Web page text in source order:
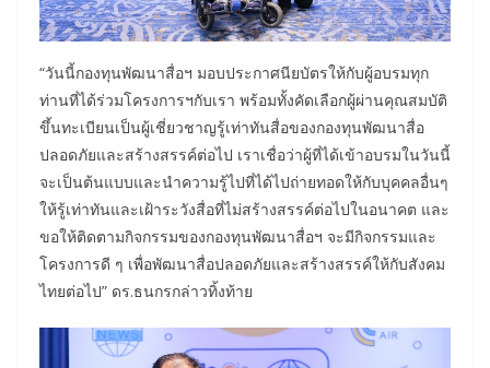
“วันนี้กองทุนพัฒนาสื่อฯ มอบประกาศนียบัตรให้กับผู้อบรมทุก
ท่านที่ได้ร่วมโครงการฯกับเรา พร้อมทั้งคัดเลือกผู้ผ่านคุณสมบัติ
ขึ้นทะเบียนเป็นผู้เชี่ยวชาญรู้เท่าทันสื่อของกองทุนพัฒนาสื่อ
ปลอดภัยและสร้างสรรค์ต่อไป เราเชื่อว่าผู้ที่ได้เข้าอบรมในวันนี้
จะเป็นต้นแบบและนำความรู้ไปที่ได้ไปถ่ายทอดให้กับบุคคลอื่นๆ
ให้รู้เท่าทันและเฝ้าระวังสื่อที่ไม่สร้างสรรค์ต่อไปในอนาคต และ
ขอให้ติดตามกิจกรรมของกองทุนพัฒนาสื่อฯ จะมีกิจกรรมและ
โครงการดี ๆ เพื่อพัฒนาสื่อปลอดภัยและสร้างสรรค์ให้กับสังคม
ไทยต่อไป” ดร.ธนกรกล่าวทิ้งท้าย